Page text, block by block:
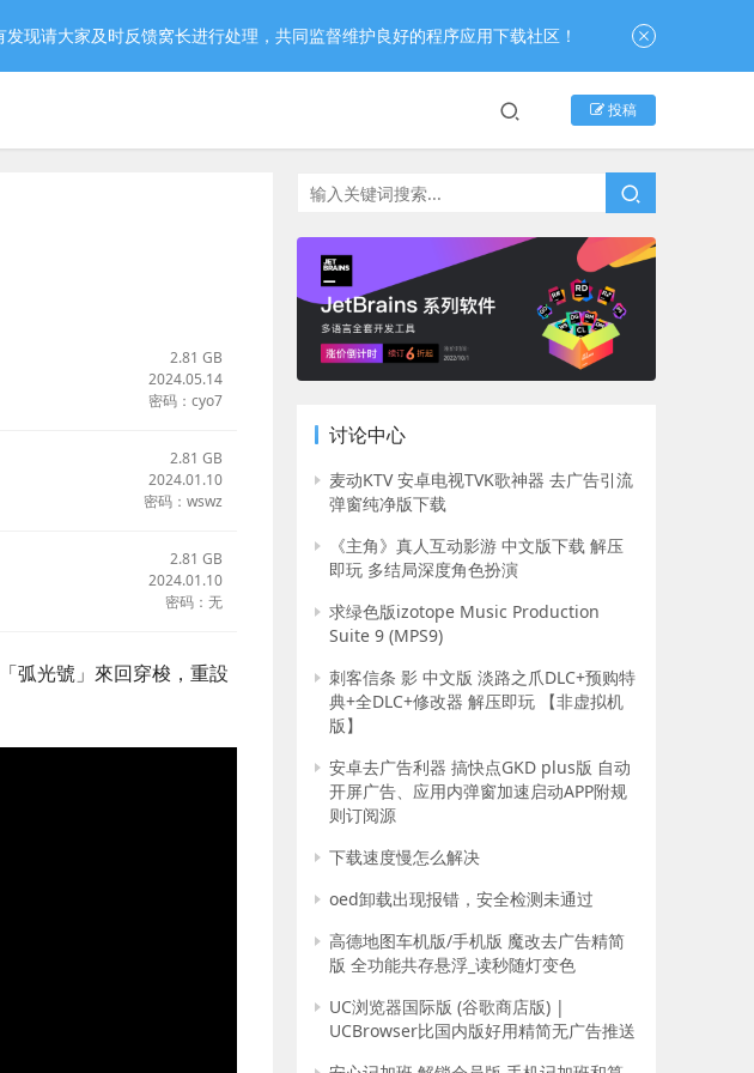
投稿
2.81 GB
2024.05.14
密码：cyo7
2.81 GB
2024.01.10
密码：wswz
2.81 GB
2024.01.10
密码：无
弧光號」來回穿梭，重設
讨论中心
麦动KTV 安卓电视TVK歌神器 去广告引流
弹窗纯净版下载
《主角》真人互动影游 中文版下载 解压
即玩 多结局深度角色扮演
求绿色版izotope Music Production
Suite 9 (MPS9)
刺客信条 影 中文版 淡路之爪DLC+预购特
典+全DLC+修改器 解压即玩 【非虚拟机
版】
安卓去广告利器 搞快点GKD plus版 自动
开屏广告、应用内弹窗加速启动APP附规
则订阅源
下载速度慢怎么解决
oed卸载出现报错，安全检测未通过
高德地图车机版/手机版 魔改去广告精简
版 全功能共存悬浮_读秒随灯变色
UC浏览器国际版 (谷歌商店版) |
UCBrowser比国内版好用精简无广告推送
现请大家及时反馈窝长进行处理，共同监督维护良好的程序应用下载社区！